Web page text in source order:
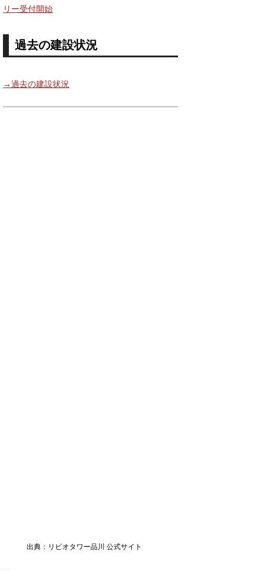
リー受付開始
過去の建設状況
→過去の建設状況
出典：リビオタワー品川 公式サイト